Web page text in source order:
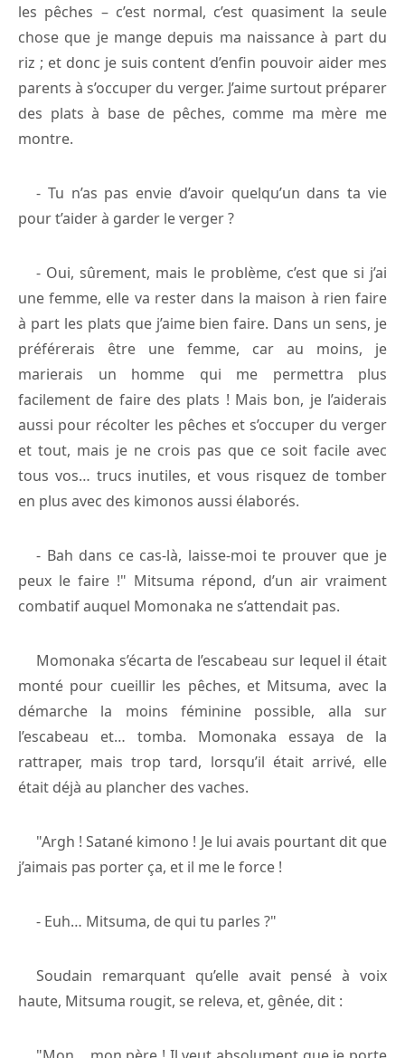
les pêches – c’est normal, c’est quasiment la seule
chose que je mange depuis ma naissance à part du
riz ; et donc je suis content d’enfin pouvoir aider mes
parents à s’occuper du verger. J’aime surtout préparer
des plats à base de pêches, comme ma mère me
montre.
- Tu n’as pas envie d’avoir quelqu’un dans ta vie
pour t’aider à garder le verger ?
- Oui, sûrement, mais le problème, c’est que si j’ai
une femme, elle va rester dans la maison à rien faire
à part les plats que j’aime bien faire. Dans un sens, je
préférerais être une femme, car au moins, je
marierais un homme qui me permettra plus
facilement de faire des plats ! Mais bon, je l’aiderais
aussi pour récolter les pêches et s’occuper du verger
et tout, mais je ne crois pas que ce soit facile avec
tous vos… trucs inutiles, et vous risquez de tomber
en plus avec des kimonos aussi élaborés.
- Bah dans ce cas-là, laisse-moi te prouver que je
peux le faire !" Mitsuma répond, d’un air vraiment
combatif auquel Momonaka ne s’attendait pas.
Momonaka s’écarta de l’escabeau sur lequel il était
monté pour cueillir les pêches, et Mitsuma, avec la
démarche la moins féminine possible, alla sur
l’escabeau et… tomba. Momonaka essaya de la
rattraper, mais trop tard, lorsqu’il était arrivé, elle
était déjà au plancher des vaches.
"Argh ! Satané kimono ! Je lui avais pourtant dit que
j’aimais pas porter ça, et il me le force !
- Euh… Mitsuma, de qui tu parles ?"
Soudain remarquant qu’elle avait pensé à voix
haute, Mitsuma rougit, se releva, et, gênée, dit :